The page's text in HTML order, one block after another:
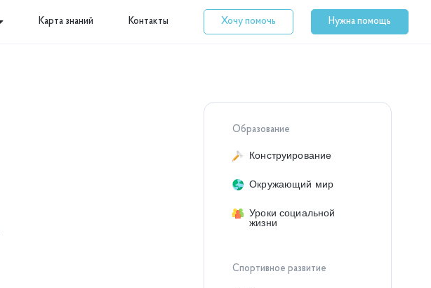
Карта знаний Контакты Хочу помочь Нужна помощь
Образование
Конструирование
Окружающий мир
Уроки социальной
жизни
Спортивное развитие